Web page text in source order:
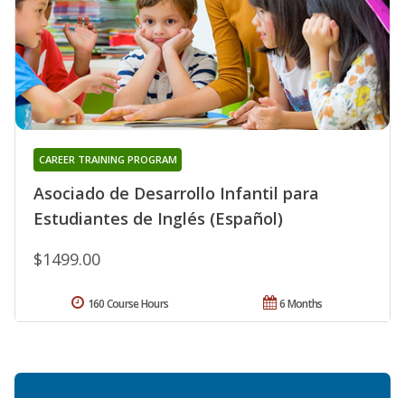
Asociado de Desarrollo Infantil para
Estudiantes de Inglés (Español)
CAREER TRAINING PROGRAM
$1499.00
6 Months
160 Course Hours